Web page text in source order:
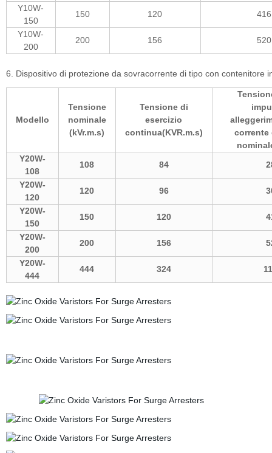
Y10W-
150
150 120 416
Y10W-
200
200 156 520
6. Dispositivo di protezione da sovracorrente di tipo con contenitore
Modello
Tensione
nominale
(kVr.m.s)
Tensione di
esercizio
continua(KVR.m.s)
corrente
Y20W-
108
108 84
Y20W-
120
120 96
Y20W-
150
150 120
Y20W-
200
200 156
Y20W-
444
444 324